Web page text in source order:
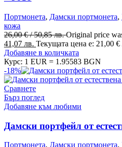
Портмонета, Дамски портмонета,
кожа
26,00€/ 50,85 лв.Original price
41,07 лв. Текущата цена е: 21,00 €
Добавяне в количката
Курс: 1 EUR = 1.95583 BGN
-18%
Сравнете
Бърз поглед
Добавяне към любими
Дамски портфейл от
Портмонета, Дамски портмонета,